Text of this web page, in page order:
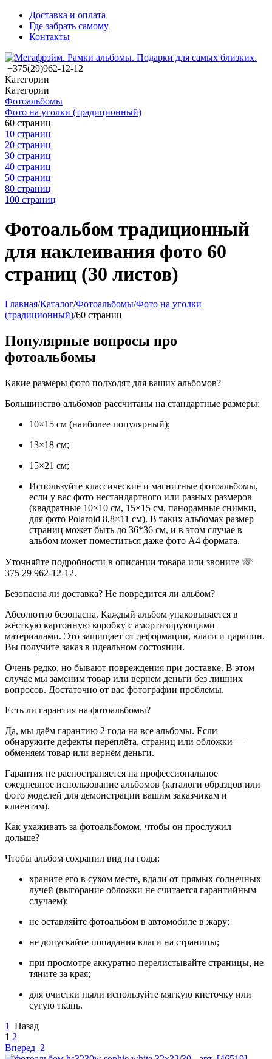
Доставка и оплата
Где забрать самому
Контакты
+375(29)962-12-12
Категории
Категории
Фотоальбомы
Фото на уголки (традиционный)
60 страниц
10 страниц
20 страниц
30 страниц
40 страниц
50 страниц
80 страниц
100 страниц
Фотоальбом традиционный
для наклеивания фото 60
страниц (30 листов)
Главная/Каталог/Фотоальбомы/Фото на уголки
(традиционный)/60 страниц
Популярные вопросы про
фотоальбомы
Какие размеры фото подходят для ваших альбомов?
Большинство альбомов рассчитаны на стандартные размеры:
10×15 см (наиболее популярный);
13×18 см;
15×21 см;
Используйте классические и магнитные фотоальбомы,
если у вас фото нестандартного или разных размеров
(квадратные 10×10 см, 15×15 см, панорамные снимки,
для фото Polaroid 8,8×11 см). В таких альбомах размер
страниц может быть до 36*36 см, и в этом случае в
альбом может поместиться даже фото А4 формата.
Уточняйте подробности в описании товара или звоните ☏
375 29 962-12-12.
Безопасна ли доставка? Не повредится ли альбом?
Абсолютно безопасна. Каждый альбом упаковывается в
жёсткую картонную коробку с амортизирующими
материалами. Это защищает от деформации, влаги и царапин.
Вы получите заказ в идеальном состоянии.
Очень редко, но бывают повреждения при доставке. В этом
случае мы заменим товар или вернем деньги без лишних
вопросов. Достаточно от вас фотографии проблемы.
Есть ли гарантия на фотоальбомы?
Да, мы даём гарантию 2 года на все альбомы. Если
обнаружите дефекты переплёта, страниц или обложки —
обменяем товар или вернём деньги.
Гарантия не распостраняется на профессиональное
ежедневное использование альбомов (каталоги образцов или
фото моделей для демонстрации вашим заказчикам и
клиентам).
Как ухаживать за фотоальбомом, чтобы он прослужил
дольше?
Чтобы альбом сохранил вид на годы:
храните его в сухом месте, вдали от прямых солнечных
лучей (выгорание обложки не считается гарантийным
случаем);
не оставляйте фотоальбом в автомобиле в жару;
не допускайте попадания влаги на страницы;
при просмотре аккуратно перелистывайте страницы, не
тяните за края;
для очистки пыли используйте мягкую кисточку или
сугую ткань.
1
Назад
1 2
Вперед 2